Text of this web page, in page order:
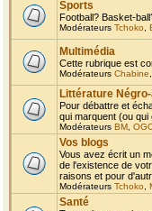
Sports
Football? Basket-
Modérateurs Tchoko
Multimédia
Cette rubrique est
Modérateurs Chabine
Littérature
Pour débattre et
qui marquent (ou qui
Modérateurs BM
Vos blogs
Vous avez écrit un
de l'existence de
raisons et pour
Modérateurs Tchoko
Santé